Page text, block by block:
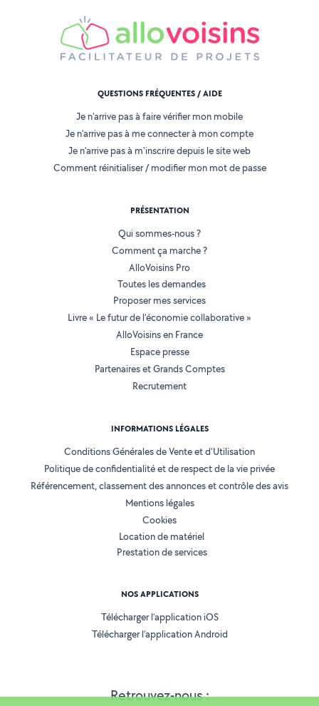
Retrouvez-nous :
QUESTIONS FRÉQUENTES / AIDE
Je n'arrive pas à faire vérifier mon mobile
Je n'arrive pas à me connecter à mon compte
Je n'arrive pas à m'inscrire depuis le site web
Comment réinitialiser / modifier mon mot de passe
PRÉSENTATION
Qui sommes-nous ?
Comment ça marche ?
AlloVoisins Pro
Toutes les demandes
Proposer mes services
Livre « Le futur de l'économie collaborative »
AlloVoisins en France
Espace presse
Partenaires et Grands Comptes
Recrutement
INFORMATIONS LÉGALES
Conditions Générales de Vente et d'Utilisation
Politique de confidentialité et de respect de la vie privée
Référencement, classement des annonces et contrôle des avis
Mentions légales
Cookies
Location de matériel
Prestation de services
NOS APPLICATIONS
Télécharger l’application iOS
Télécharger l’application Android